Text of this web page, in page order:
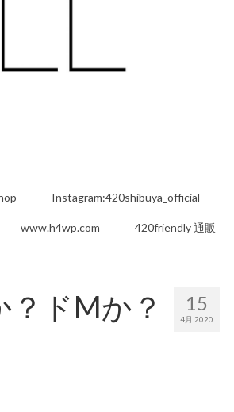
Instagram:420shibuya_official
www.h4wp.com 420friendly 通販
15
4月 2020
ドMか？